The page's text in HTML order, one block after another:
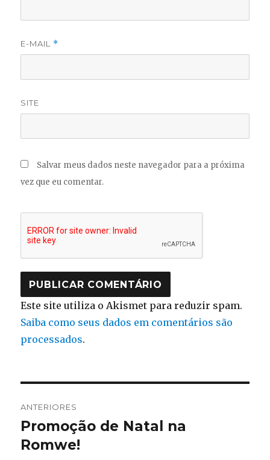
E-MAIL *
SITE
Salvar meus dados neste navegador para a próxima
vez que eu comentar.
Este site utiliza o Akismet para reduzir spam.
Saiba como seus dados em comentários são
processados.
de
Post
ANTERIORES
Post
anterior:
Promoção de Natal na
Romwe!